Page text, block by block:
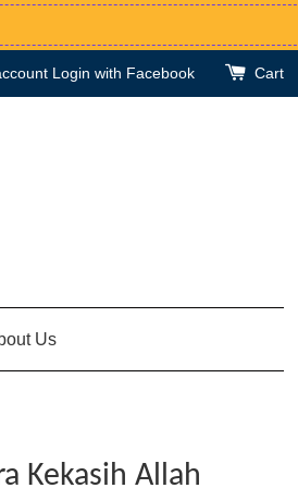
Login with Facebook Cart
Us
Kekasih Allah